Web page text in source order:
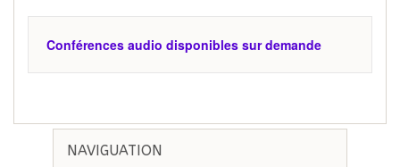
Conférences audio disponibles sur demande
NAVIGUATION